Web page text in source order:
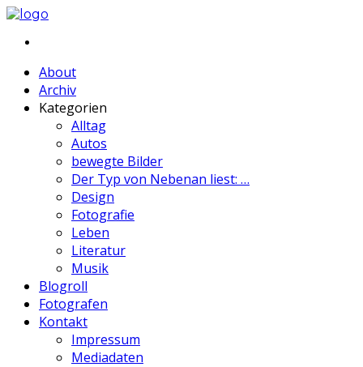
About
Archiv
Kategorien
Alltag
Autos
bewegte Bilder
Der Typ von Nebenan liest: …
Design
Fotografie
Leben
Literatur
Musik
Blogroll
Fotografen
Kontakt
Impressum
Mediadaten